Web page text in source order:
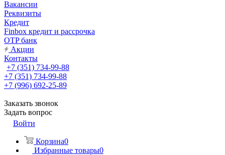
Вакансии
Реквизиты
Кредит
Finbox кредит и рассрочка
OTP банк
Акции
Контакты
+7 (351) 734-99-88
+7 (351) 734-99-88
+7 (996) 692-25-89
Заказать звонок
Задать вопрос
Войти
Корзина0
Избранные товары0